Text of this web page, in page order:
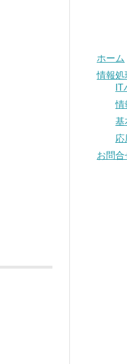
ホーム
情報処
IT
情
基
応
お問合